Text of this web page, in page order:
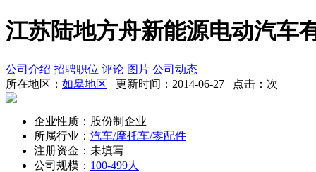
江苏陆地方舟新能源电动汽车
公司介绍 招聘职位 评论 图片 公司动态
所在地区： 如皋地区 更新时间：2014-06-27 点击： 次
企业性质：股份制企业
所属行业： 汽车/摩托车/零配件
注册资金：未填写
公司规模： 100-499人